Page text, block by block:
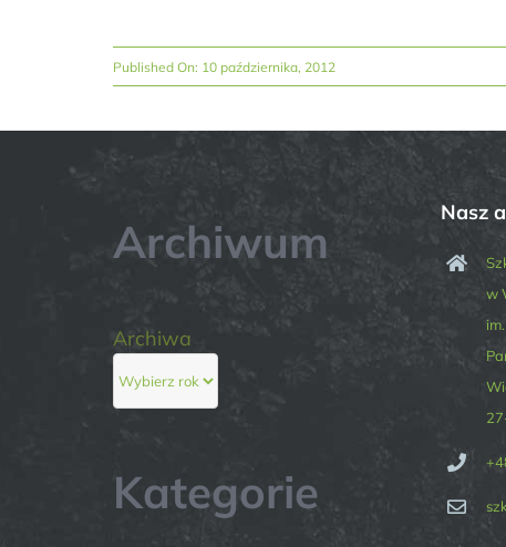
Published On: 10 października, 2012
Archiwum
Archiwa
Kategorie
Nasz
w